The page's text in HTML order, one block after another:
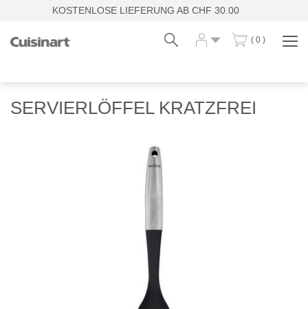
KOSTENLOSE LIEFERUNG AB CHF 30.00
( 0 )
SERVIERLÖFFEL KRATZFREI